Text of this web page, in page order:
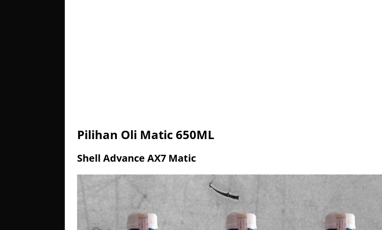
Pilihan Oli Matic 650ML
Shell Advance AX7 Matic